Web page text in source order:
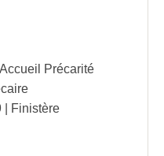
Précarité
| Finistère